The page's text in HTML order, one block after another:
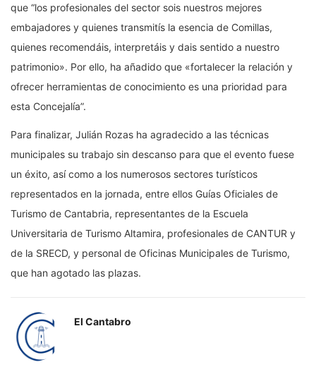
que “los profesionales del sector sois nuestros mejores
embajadores y quienes transmitís la esencia de Comillas,
quienes recomendáis, interpretáis y dais sentido a nuestro
patrimonio». Por ello, ha añadido que «fortalecer la relación y
ofrecer herramientas de conocimiento es una prioridad para
esta Concejalía”.
Para finalizar, Julián Rozas ha agradecido a las técnicas
municipales su trabajo sin descanso para que el evento fuese
un éxito, así como a los numerosos sectores turísticos
representados en la jornada, entre ellos Guías Oficiales de
Turismo de Cantabria, representantes de la Escuela
Universitaria de Turismo Altamira, profesionales de CANTUR y
de la SRECD, y personal de Oficinas Municipales de Turismo,
que han agotado las plazas.
El Cantabro